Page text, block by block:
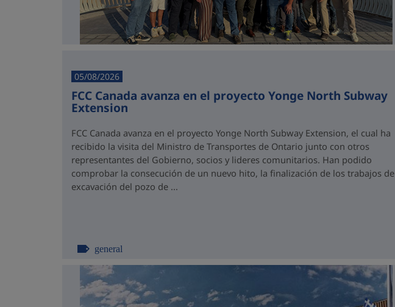
05/08/2026
FCC Canada avanza en el proyecto Yonge North Subway
Extension
FCC Canada avanza en el proyecto Yonge North Subway Extension, el cual ha
recibido la visita del Ministro de Transportes de Ontario junto con otros
representantes del Gobierno, socios y lideres comunitarios. Han podido
comprobar la consecución de un nuevo hito, la finalización de los trabajos de
excavación del pozo de ...
general